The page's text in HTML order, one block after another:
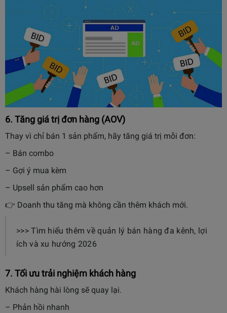
6. Tăng giá trị đơn hàng (AOV)
Thay vì chỉ bán 1 sản phẩm, hãy tăng giá trị mỗi đơn:
– Bán combo
– Gợi ý mua kèm
– Upsell sản phẩm cao hơn
👉 Doanh thu tăng mà không cần thêm khách mới.
>>> Tìm hiểu thêm về quản lý bán hàng đa kênh, lợi
ích và xu hướng 2026
7. Tối ưu trải nghiệm khách hàng
Khách hàng hài lòng sẽ quay lại.
– Phản hồi nhanh